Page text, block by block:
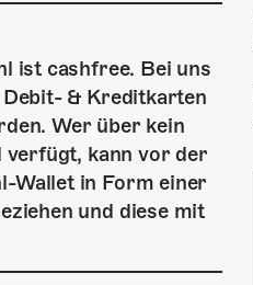
ist cashfree. Bei uns
& Kreditkarten
Wer über kein
kann vor der
Wallet in Form einer
und diese mit